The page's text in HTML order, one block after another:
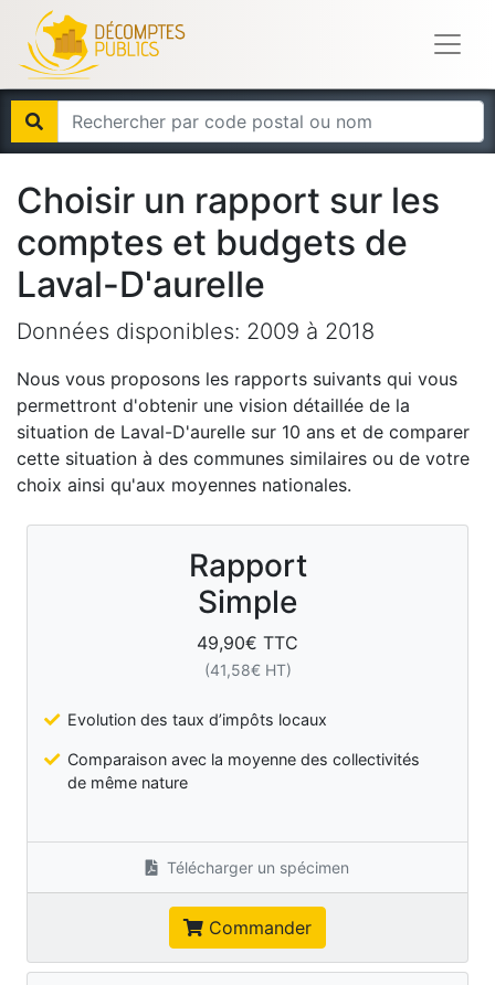
Choisir un rapport sur les
comptes et budgets de
Laval-D'aurelle
Données disponibles: 2009 à 2018
Nous vous proposons les rapports suivants qui vous
permettront d'obtenir une vision détaillée de la
situation de Laval-D'aurelle sur 10 ans et de comparer
cette situation à des communes similaires ou de votre
choix ainsi qu'aux moyennes nationales.
Rapport
Simple
49,90€ TTC
(41,58€ HT)
Evolution des taux d’impôts locaux
Comparaison avec la moyenne des collectivités
de même nature
Télécharger un spécimen
Commander